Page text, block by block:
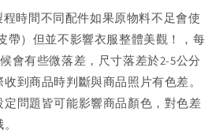
時間不同配件如果原物料不足會使
帶）但並不影響衣服整體美觀！，每
會有些微落差，尺寸落差於2-5公分
到商品時判斷與商品照片有色差。
問題皆可能影響商品顏色，對色差